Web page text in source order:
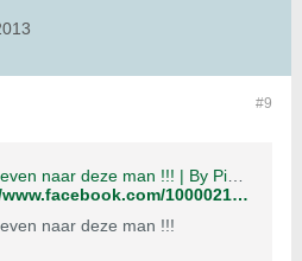
#9
https://www.facebook.com/100002186161832/videos/luister-even-naar-deze-man-/2713341318748714/
naar deze man !!!